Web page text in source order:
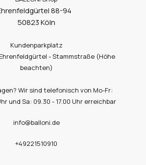
88-94
50823 Köln
Kundenparkplatz
- Stammstraße (Höhe
beachten)
Wir sind telefonisch von Mo-Fr:
und Sa: 09.30 - 17.00 Uhr erreichbar
info@balloni.de
+49221510910